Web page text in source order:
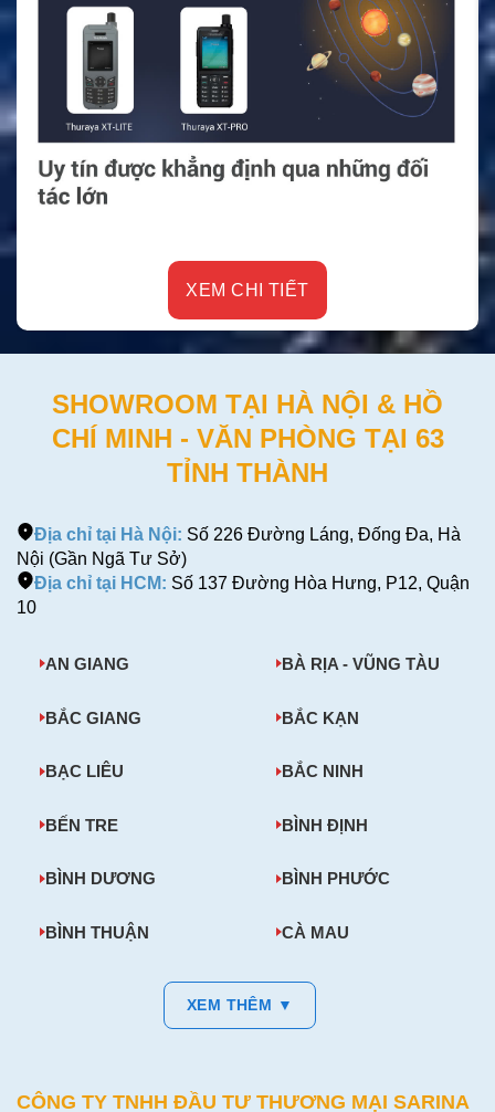
XEM CHI TIẾT
SHOWROOM TẠI HÀ NỘI & HỒ
CHÍ MINH - VĂN PHÒNG TẠI 63
TỈNH THÀNH
Địa chỉ tại Hà Nội: Số 226 Đường Láng, Đống Đa, Hà
Nội (Gần Ngã Tư Sở)
Địa chỉ tại HCM: Số 137 Đường Hòa Hưng, P12, Quận
10
AN GIANG BÀ RỊA - VŨNG TÀU
BẮC GIANG BẮC KẠN
BẠC LIÊU BẮC NINH
BẾN TRE BÌNH ĐỊNH
BÌNH DƯƠNG BÌNH PHƯỚC
BÌNH THUẬN CÀ MAU
XEM THÊM ▼
CÔNG TY TNHH ĐẦU TƯ THƯƠNG MẠI SARINA